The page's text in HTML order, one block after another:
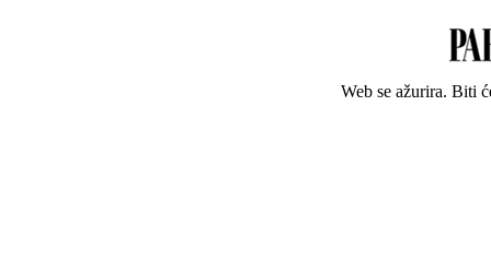
Web se ažurira. Biti